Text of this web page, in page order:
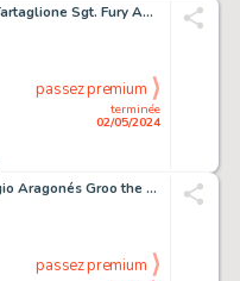
Dick Ayers and John Tartaglione Sgt. Fury Annual #3 Story Page 14 Original Art (Marvel, 1967).
terminée
02/05/2024
passez premium
Sergio Aragonés Sergio Aragonés Groo the Wanderer #34 Story Pages 22 Original Art (Marvel, 1987).
passez premium